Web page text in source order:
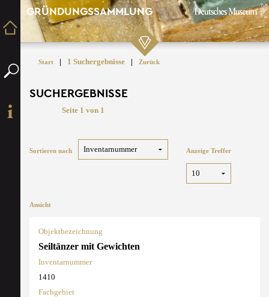
GRÜNDUNGSSAMMLUNG
Start | 1 Suchergebnisse | Zurück
SUCHERGEBNISSE
Seite 1 von 1
Sortieren nach Anzeige Treffer
Ansicht
Objektbezeichnung
Seiltänzer mit Gewichten
Inventarnummer
1410
Fachgebiet